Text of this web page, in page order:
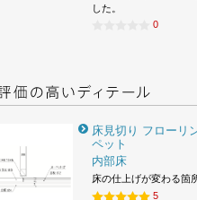
した。
0
床見切り フローリ
ペット
内部床
床の仕上げが変わる箇
5